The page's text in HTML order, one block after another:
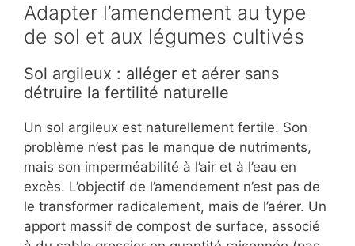
Adapter l’amendement au type
de sol et aux légumes cultivés
Sol argileux : alléger et aérer sans
détruire la fertilité naturelle
Un sol argileux est naturellement fertile. Son
problème n’est pas le manque de nutriments,
mais son imperméabilité à l’air et à l’eau en
excès. L’objectif de l’amendement n’est pas de
le transformer radicalement, mais de l’aérer. Un
apport massif de compost de surface, associé